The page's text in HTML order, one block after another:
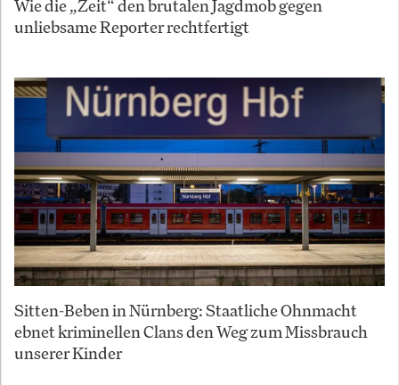
Wie die „Zeit“ den brutalen Jagdmob gegen
unliebsame Reporter rechtfertigt
Sitten-Beben in Nürnberg: Staatliche Ohnmacht
ebnet kriminellen Clans den Weg zum Missbrauch
unserer Kinder